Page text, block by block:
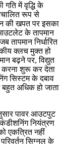
गति में वृद्धि के
रूप से
की खपत पर इसका
के तापमान
निर्धारित
क्लच मुक्त हो
बढ़ने पर, विद्युत
शुरू कर देता
सिस्टम के दबाव
बहुत अधिक हो जाता
पावर आउटपुट
नियंत्रण
एकत्रित नहीं
सिग्नल के